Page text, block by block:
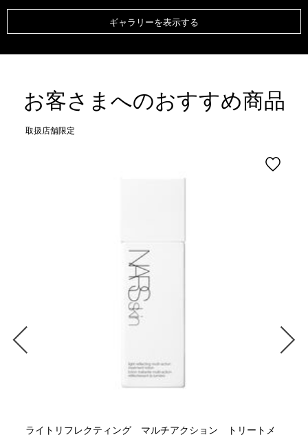
ギャラリーを表示する
お客さまへのおすすめ商品
取扱店舗限定
ライトリフレクティング マルチアクション トリートメ